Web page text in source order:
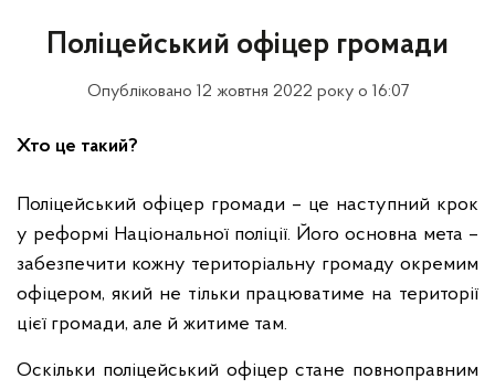
Поліцейський офіцер громади
Опубліковано 12 жовтня 2022 року о 16:07
Хто це такий?
Поліцейський офіцер громади – це наступний крок
у реформі Національної поліції. Його основна мета –
забезпечити кожну територіальну громаду окремим
офіцером, який не тільки працюватиме на території
цієї громади, але й житиме там.
Оскільки поліцейський офіцер стане повноправним